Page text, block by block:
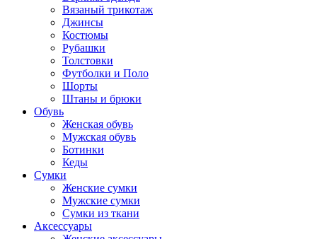
Вязаный трикотаж
Джинсы
Костюмы
Рубашки
Толстовки
Футболки и Поло
Шорты
Штаны и брюки
Обувь
Женская обувь
Мужская обувь
Ботинки
Кеды
Сумки
Женские сумки
Мужские сумки
Сумки из ткани
Аксессуары